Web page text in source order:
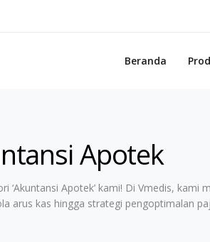
Beranda
Apotek
‘Akuntansi Apotek’ kami! Di Vmedis,
arus kas hingga strategi pengoptimalan